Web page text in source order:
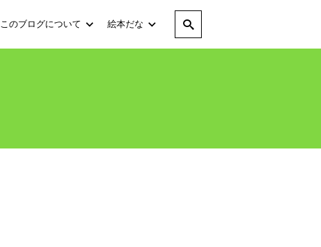
このブログについて 絵本だな